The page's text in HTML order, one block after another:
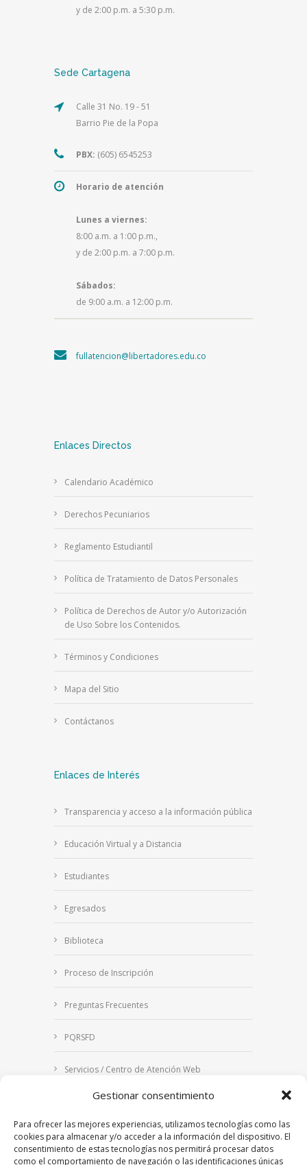
Gestionar consentimiento
Para ofrecer las mejores experiencias, utilizamos tecnologías como las
cookies para almacenar y/o acceder a la información del dispositivo. El
consentimiento de estas tecnologías nos permitirá procesar datos
como el comportamiento de navegación o las identificaciones únicas
y de 2:00 p.m. a 5:30 p.m.
Sede Cartagena
Calle 31 No. 19 - 51
Barrio Pie de la Popa
PBX: (605) 6545253
Horario de atención
Lunes a viernes:
8:00 a.m. a 1:00 p.m.,
y de 2:00 p.m. a 7:00 p.m.
Sábados:
de 9:00 a.m. a 12:00 p.m.
fullatencion@libertadores.edu.co
Enlaces Directos
Calendario Académico
Derechos Pecuniarios
Reglamento Estudiantil
Política de Tratamiento de Datos Personales
Política de Derechos de Autor y/o Autorización
de Uso Sobre los Contenidos.
Términos y Condiciones
Mapa del Sitio
Contáctanos
Enlaces de Interés
Transparencia y acceso a la información pública
Educación Virtual y a Distancia
Estudiantes
Egresados
Biblioteca
Proceso de Inscripción
Preguntas Frecuentes
PQRSFD
Servicios / Centro de Atención Web
Correo Institucional
Notificaciones judiciales